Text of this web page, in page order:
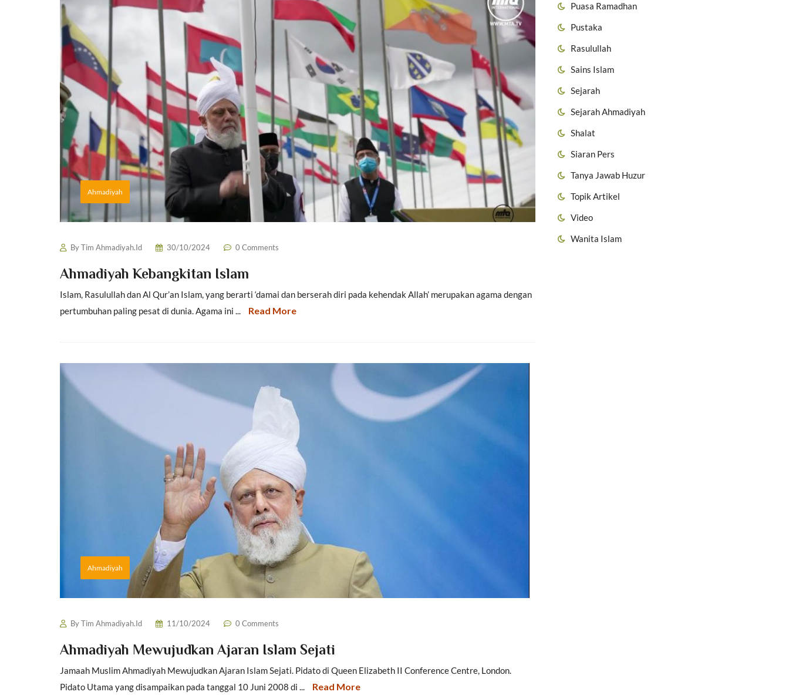
Ahmadiyah
ByTim Ahmadiyah.Id 30/10/2024 0 Comments
Ahmadiyah Kebangkitan Islam
Islam, Rasulullah dan Al Qur’an Islam, yang berarti ‘damai dan berserah diri pada kehendak Allah’ merupakan agama dengan
pertumbuhan paling pesat di dunia. Agama ini ...
Read More
Ahmadiyah
ByTim Ahmadiyah.Id 11/10/2024 0 Comments
Ahmadiyah Mewujudkan Ajaran Islam Sejati
Jamaah Muslim Ahmadiyah Mewujudkan Ajaran Islam Sejati. Pidato di Queen Elizabeth II Conference Centre, London.
Pidato Utama yang disampaikan pada tanggal 10 Juni 2008 di ...
Read More
Puasa Ramadhan
Pustaka
Rasulullah
Sains Islam
Sejarah
Sejarah Ahmadiyah
Shalat
Siaran Pers
Tanya Jawab Huzur
Topik Artikel
Video
Wanita Islam